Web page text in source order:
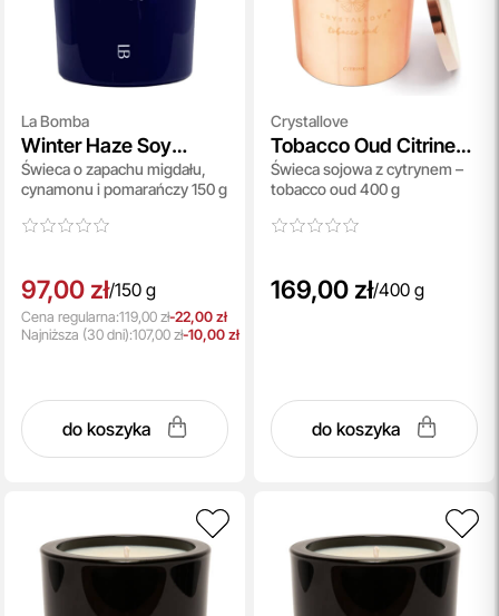
La Bomba
Winter Haze Soy
Candle
Świeca o zapachu migdału,
cynamonu i pomarańczy 150 g
97,00 zł/150 g
Cena regularna:119,00 zł-22,00 zł
Najniższa (30 dni):107,00 zł-10,00 zł
do koszyka
Crystallove
Tobacco Oud Citrine
Soy Candle
Świeca sojowa z cytrynem –
tobacco oud 400 g
169,00 zł/400 g
do koszyka